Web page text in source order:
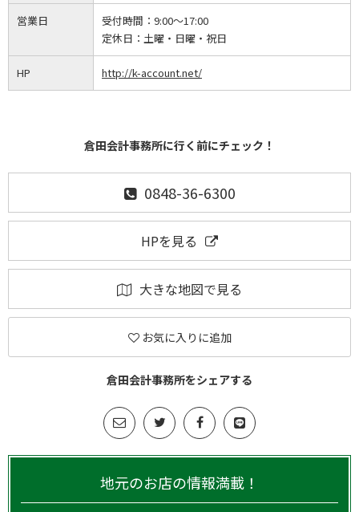
営業日 受付時間： 9:00～17:00
定休日： 土曜・日曜・祝日
HP http://k-account.net/
倉田会計事務所に行く前にチェック！
0848-36-6300
HPを見る
大きな地図で見る
お気に入りに追加
倉田会計事務所をシェアする
地元のお店の情報満載！